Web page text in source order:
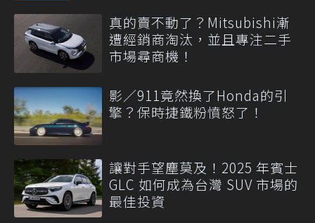
真的賣不動了？Mitsubishi漸
遭經銷商淘汰，並且專注二手
市場尋商機！
影／911竟然換了Honda的引
擎？保時捷鐵粉憤怒了！
讓對手望塵莫及！2025 年賓士
GLC 如何成為台灣 SUV 市場的
最佳投資